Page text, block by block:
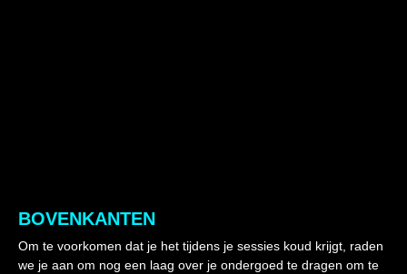
BOVENKANTEN
Om te voorkomen dat je het tijdens je sessies koud krijgt, raden
we je aan om nog een laag over je ondergoed te dragen om te